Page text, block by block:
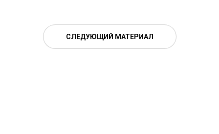
СЛЕДУЮЩИЙ МАТЕРИАЛ